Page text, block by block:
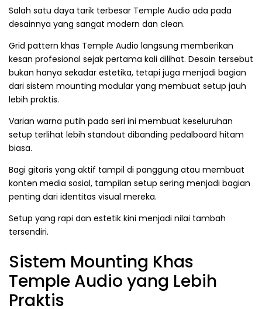
Salah satu daya tarik terbesar Temple Audio ada pada
desainnya yang sangat modern dan clean.
Grid pattern khas Temple Audio langsung memberikan
kesan profesional sejak pertama kali dilihat. Desain tersebut
bukan hanya sekadar estetika, tetapi juga menjadi bagian
dari sistem mounting modular yang membuat setup jauh
lebih praktis.
Varian warna putih pada seri ini membuat keseluruhan
setup terlihat lebih standout dibanding pedalboard hitam
biasa.
Bagi gitaris yang aktif tampil di panggung atau membuat
konten media sosial, tampilan setup sering menjadi bagian
penting dari identitas visual mereka.
Setup yang rapi dan estetik kini menjadi nilai tambah
tersendiri.
Sistem Mounting Khas
Temple Audio yang Lebih
Praktis